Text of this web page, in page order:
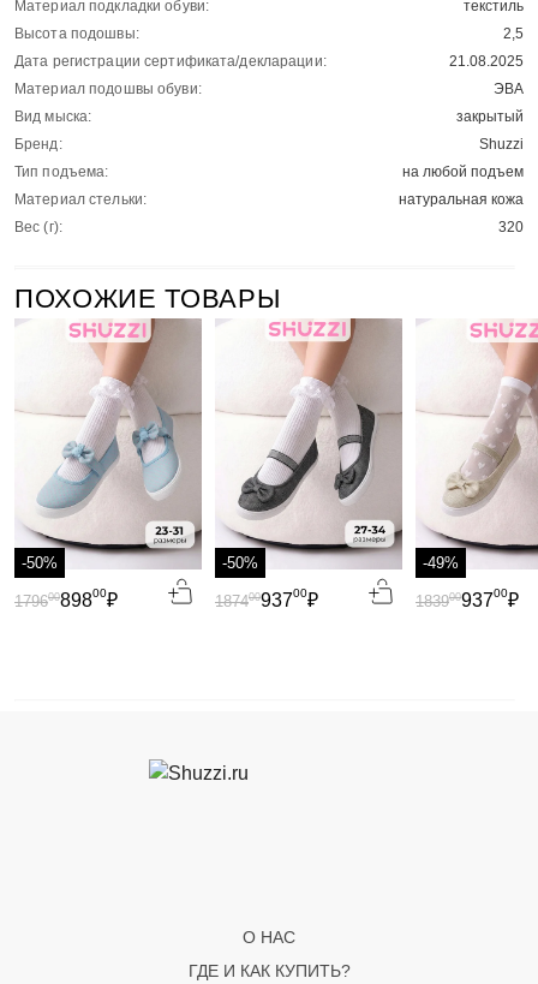
Материал подкладки обуви:
текстиль
Высота подошвы:
2,5
Дата регистрации сертификата/декларации:
21.08.2025
Материал подошвы обуви:
ЭВА
Вид мыска:
закрытый
Бренд:
Shuzzi
Тип подъема:
на любой подъем
Материал стельки:
натуральная кожа
Вес (г):
320
ПОХОЖИЕ ТОВАРЫ
-50%
89800₽
179600
-50%
93700₽
187400
-49%
93700₽
183900
О НАС
ГДЕ И КАК КУПИТЬ?